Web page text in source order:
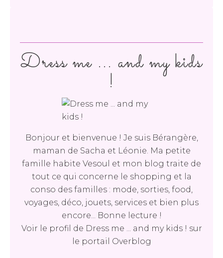
Dress me ... and my kids
!
Bonjour et bienvenue ! Je suis Bérangère,
maman de Sacha et Léonie. Ma petite
famille habite Vesoul et mon blog traite de
tout ce qui concerne le shopping et la
conso des familles : mode, sorties, food,
voyages, déco, jouets, services et bien plus
encore... Bonne lecture !
Voir le profil de Dress me ... and my kids ! sur
le portail Overblog